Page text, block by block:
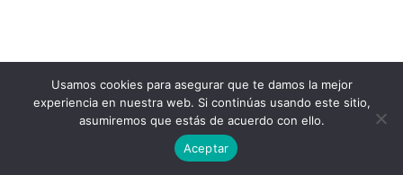
©Copyright [2023] - TecnoMur Sistemas, Informática y
Telecomunicaciones
Usamos cookies para asegurar que te damos la mejor
experiencia en nuestra web. Si continúas usando este sitio,
asumiremos que estás de acuerdo con ello.
Aceptar